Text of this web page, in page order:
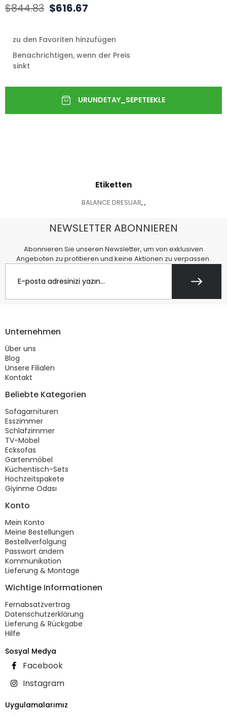
$844.83 $616.67
zu den Favoriten hinzufügen
Benachrichtigen, wenn der Preis
sinkt
Etiketten
BALANCE DRESUAR, ,
NEWSLETTER ABONNIEREN
Abonnieren Sie unseren Newsletter, um von exklusiven
Angeboten zu profitieren und keine Aktionen zu verpassen.
Unternehmen
Über uns
Blog
Unsere Filialen
Kontakt
Beliebte Kategorien
Sofagarnituren
Esszimmer
Schlafzimmer
TV-Möbel
Ecksofas
Gartenmöbel
Küchentisch-Sets
Hochzeitspakete
Giyinme Odası
Konto
Mein Konto
Meine Bestellungen
Bestellverfolgung
Passwort ändern
Kommunikation
Lieferung & Montage
Wichtige Informationen
Fernabsatzvertrag
Datenschutzerklärung
Lieferung & Rückgabe
Hilfe
Sosyal Medya
Facebook
Instagram
Uygulamalarımız